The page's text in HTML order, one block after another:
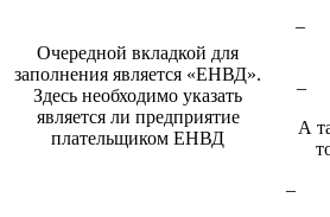
Очередной вкладкой для
заполнения является «ЕНВД».
Здесь необходимо указать
является ли предприятие
плательщиком ЕНВД
–
–
А
–